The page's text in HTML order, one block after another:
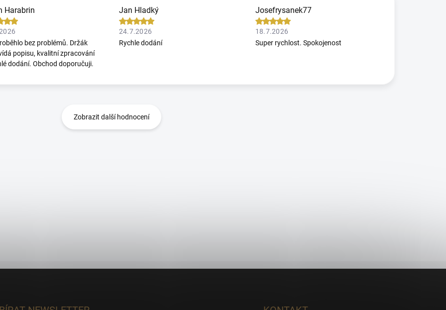
Harabrin
bez problémů. Držák
popisu, kvalitní zpracování
dodání. Obchod doporučuji.
Jan Hladký
24.7.2026
Rychle dodání
Josefrysanek77
18.7.2026
Super rychlost. Spokojenost
Zobrazit další hodnocení